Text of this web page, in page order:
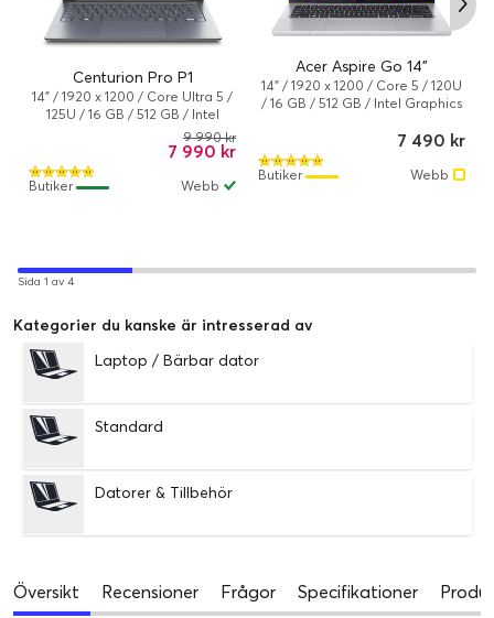
Centurion Pro P1
14" / 1920 x 1200 / Core Ultra 5 /
125U / 16 GB / 512 GB / Intel
Graphics / Windows 11 Home
7 990 kr
9 990 kr
Webb
Butiker
Acer Aspire Go 14"
14" / 1920 x 1200 / Core 5 / 120U
/ 16 GB / 512 GB / Intel Graphics
7 490 kr
Webb
Butiker
Sida 1 av 4
Kategorier du kanske är intresserad av
Laptop / Bärbar dator
Standard
Datorer & Tillbehör
Översikt Recensioner Frågor Specifikationer